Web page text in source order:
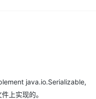
java.io.Serializable,
上实现的。